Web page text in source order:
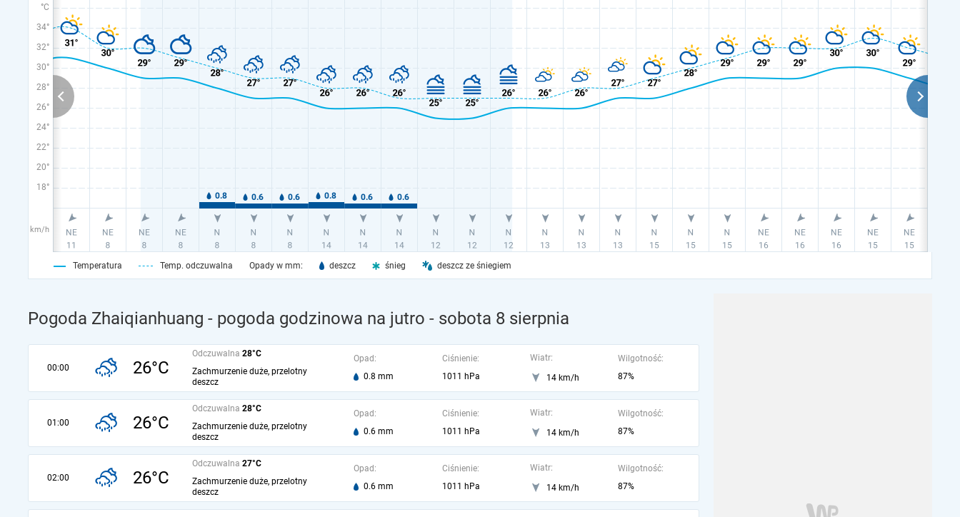
°C
34°
32°
30°
28°
26°
24°
22°
20°
18°
km/h
Temperatura Temp. odczuwalna Opady w mm: deszcz śnieg deszcz ze śniegiem
Pogoda Zhaiqianhuang - pogoda godzinowa na jutro - sobota 8 sierpnia
00:00 26°C
Odczuwalna 28°C
Zachmurzenie duże, przelotny
deszcz
Opad:
0.8 mm
Ciśnienie:
1011 hPa
Wiatr:
14 km/h
Wilgotność:
87%
01:00 26°C
Odczuwalna 28°C
Zachmurzenie duże, przelotny
deszcz
Opad:
0.6 mm
Ciśnienie:
1011 hPa
Wiatr:
14 km/h
Wilgotność:
87%
02:00 26°C
Odczuwalna 27°C
Zachmurzenie duże, przelotny
deszcz
Opad:
0.6 mm
Ciśnienie:
1011 hPa
Wiatr:
14 km/h
Wilgotność:
87%